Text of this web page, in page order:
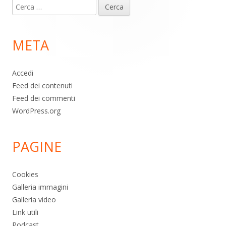
piè
pagina
Ricerca
per:
META
Accedi
Feed dei contenuti
Feed dei commenti
WordPress.org
PAGINE
Cookies
Galleria immagini
Galleria video
Link utili